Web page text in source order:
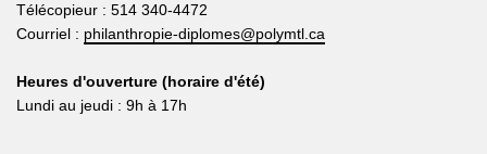
Télécopieur : 514 340-4472
Courriel : philanthropie-diplomes@polymtl.ca
Heures d'ouverture (horaire d'été)
Lundi au jeudi : 9h à 17h